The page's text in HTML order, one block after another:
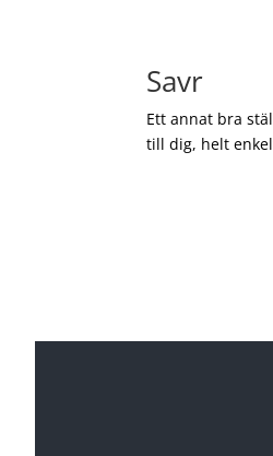
Savr
Ett annat bra
till dig, helt